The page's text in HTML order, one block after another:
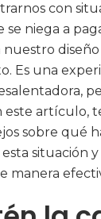
con
niega a
nuestro
Es una
este artículo,
sobre qué
situación
manera